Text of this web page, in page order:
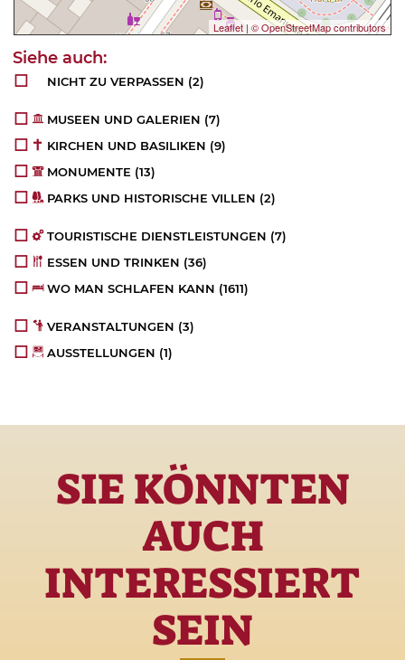
Leaflet| © OpenStreetMap contributors
NICHT ZU VERPASSEN (2)
MUSEEN UND GALERIEN (7)
KIRCHEN UND BASILIKEN (9)
MONUMENTE (13)
PARKS UND HISTORISCHE VILLEN (2)
TOURISTISCHE DIENSTLEISTUNGEN (7)
ESSEN UND TRINKEN (36)
WO MAN SCHLAFEN KANN (1611)
VERANSTALTUNGEN (3)
AUSSTELLUNGEN (1)
SIE KÖNNTEN
AUCH
INTERESSIERT
SEIN